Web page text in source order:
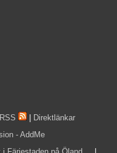
Direktlänkar
- AddMe